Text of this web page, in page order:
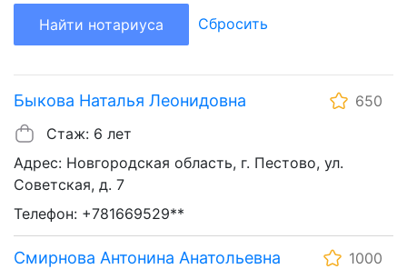
Найти нотариуса Сбросить
Быкова Наталья Леонидовна
650
Стаж: 6 лет
Адрес: Новгородская область, г. Пестово, ул.
Советская, д. 7
Телефон: +781669529**
Смирнова Антонина Анатольевна 1000